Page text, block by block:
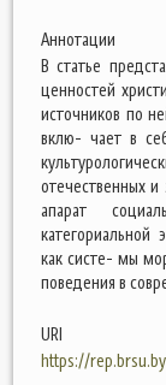
Аннотации
В статье
ценностей
источников по
вклю- чает в
отечественных и
апарат
категориальной
как систе- мы
поведения в
URI
https://